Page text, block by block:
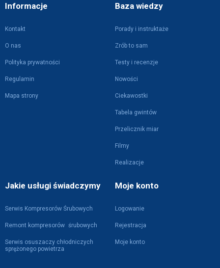
Informacje
Kontakt
O nas
Polityka prywatności
Regulamin
Mapa strony
Baza wiedzy
Porady i instruktaże
Zrób to sam
Testy i recenzje
Nowości
Ciekawostki
Tabela gwintów
Przelicznik miar
Filmy
Realizacje
Jakie usługi świadczymy
Serwis Kompresorów Śrubowych
Remont kompresorów śrubowych
Serwis osuszaczy chłodniczych
sprężonego powietrza
Moje konto
Logowanie
Rejestracja
Moje konto